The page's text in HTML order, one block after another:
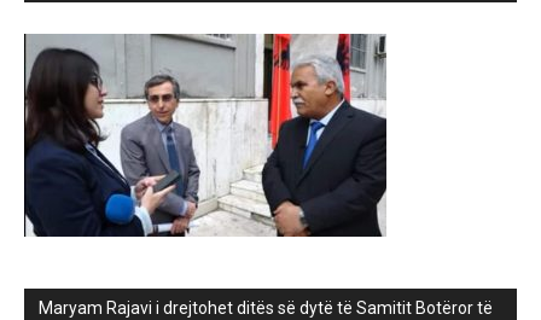
Maryam Rajavi i drejtohet ditës së dytë të Samitit Botëror të